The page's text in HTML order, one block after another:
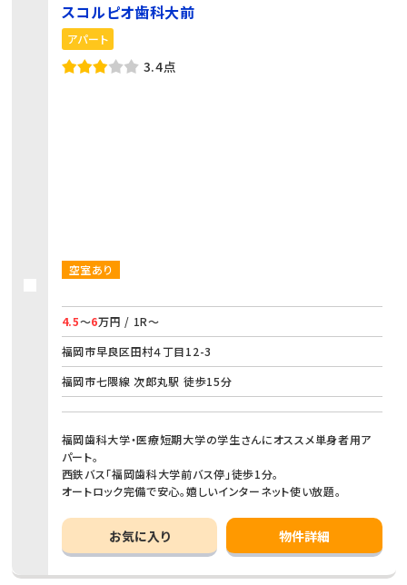
スコルピオ歯科大前
アパート
3.4点
空室あり
4.5～6万円 / 1R～
福岡市早良区田村４丁目12-3
福岡市七隈線 次郎丸駅 徒歩15分
福岡歯科大学・医療短期大学の学生さんにオススメ単身者用ア
パート。
西鉄バス「福岡歯科大学前バス停」徒歩1分。
オートロック完備で安心。嬉しいインターネット使い放題。
お気に入り 物件詳細